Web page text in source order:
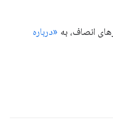
انصاف، به «درباره